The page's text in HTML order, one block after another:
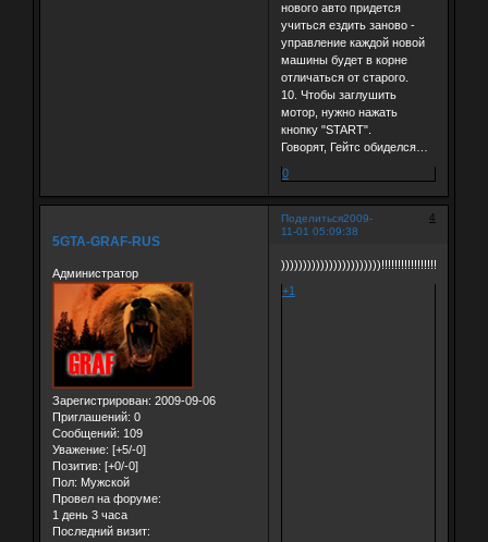
нового авто придется
учиться ездить заново -
управление каждой новой
машины будет в корне
отличаться от старого.
10. Чтобы заглушить
мотор, нужно нажать
кнопку "START".
Говорят, Гейтс обиделся…
0
Поделиться 4
2009-
11-01 05:09:38
5GTA-GRAF-RUS
Администратор
Зарегистрирован: 2009-09-06
Приглашений: 0
Сообщений: 109
Уважение: [+5/-0]
Позитив: [+0/-0]
Пол: Мужской
Провел на форуме:
1 день 3 часа
Последний визит:
)))))))))))))))))))))))!!!!!!!!!!!!!!!!!
+1